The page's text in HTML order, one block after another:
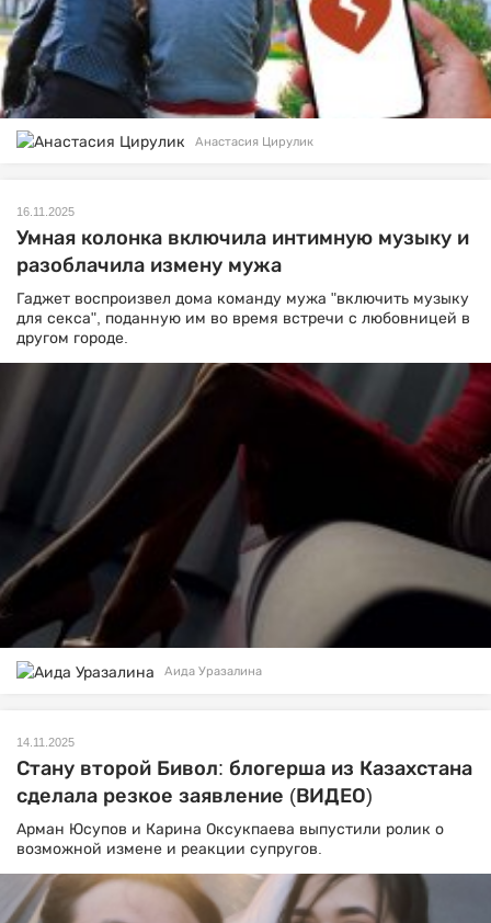
Анастасия Цирулик
16.11.2025
Умная колонка включила интимную музыку и
разоблачила измену мужа
Гаджет воспроизвел дома команду мужа "включить музыку
для секса", поданную им во время встречи с любовницей в
другом городе.
Аида Уразалина
14.11.2025
Стану второй Бивол: блогерша из Казахстана
сделала резкое заявление (ВИДЕО)
Арман Юсупов и Карина Оксукпаева выпустили ролик о
возможной измене и реакции супругов.